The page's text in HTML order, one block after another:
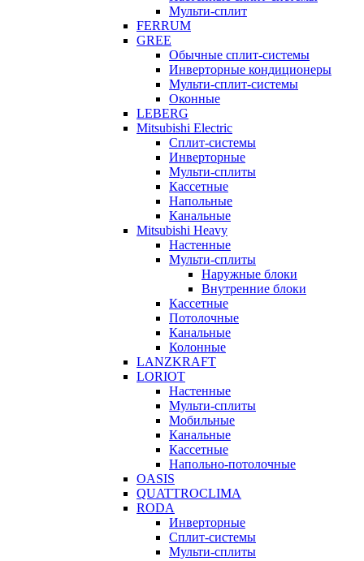
Мульти-сплит
FERRUM
GREE
Обычные сплит-системы
Инверторные кондиционеры
Мульти-сплит-системы
Оконные
LEBERG
Mitsubishi Electric
Cплит-системы
Инверторные
Мульти-сплиты
Кассетные
Напольные
Канальные
Mitsubishi Heavy
Настенные
Мульти-сплиты
Наружные блоки
Внутренние блоки
Кассетные
Потолочные
Канальные
Колонные
LANZKRAFT
LORIOT
Настенные
Мульти-сплиты
Мобильные
Канальные
Кассетные
Напольно-потолочные
OASIS
QUATTROCLIMA
RODA
Инверторные
Сплит-системы
Мульти-сплиты